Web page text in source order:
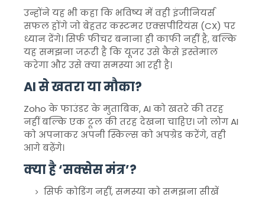
उन्होंने यह भी कहा कि भविष्य में वही इंजीनियर्स
सफल होंगे जो बेहतर कस्टमर एक्सपीरियंस (CX) पर
ध्यान देंगे। सिर्फ फीचर बनाना ही काफी नहीं है, बल्कि
यह समझना जरूरी है कि यूजर उसे कैसे इस्तेमाल
करेगा और उसे क्या समस्या आ रही है।
AI से खतरा या मौका?
Zoho के फाउंडर के मुताबिक, AI को खतरे की तरह
नहीं बल्कि एक टूल की तरह देखना चाहिए। जो लोग AI
को अपनाकर अपनी स्किल्स को अपग्रेड करेंगे, वही
आगे बढ़ेंगे।
क्या है ‘सक्सेस मंत्र’?
सिर्फ कोडिंग नहीं, समस्या को समझना सीखें